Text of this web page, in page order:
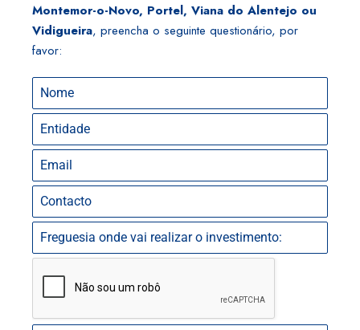
Montemor-o-Novo, Portel, Viana do Alentejo ou
Vidigueira, preencha o seguinte questionário, por
favor: